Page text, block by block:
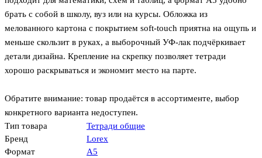
брать с собой в школу, вуз или на курсы. Обложка из
мелованного картона с покрытием soft-touch приятна на ощупь и
меньше скользит в руках, а выборочный УФ-лак подчёркивает
детали дизайна. Крепление на скрепку позволяет тетради
хорошо раскрываться и экономит место на парте.
Обратите внимание: товар продаётся в ассортименте, выбор
конкретного варианта недоступен.
Тип товара
Тетради общие
Бренд
Lorex
Формат
А5